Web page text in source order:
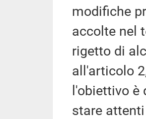
modifiche
accolte nel
rigetto di
all'articolo
l'obiettivo
stare